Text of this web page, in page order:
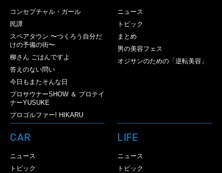
コンセプチャル・ガール
民譚
スペアタウン 〜つくろう自分だ
けの予備の街〜
柳さん ごはんですよ
答えのない問い
今日もまたそんな日
プロサウナーSHOW ＆ プロテイ
ナーYUSUKE
プロゴルファー! HIKARU
ニュース
トピック
まとめ
男の美容フェス
オジサンのための「逆転美容」
CAR
ニュース
トピック
LIFE
ニュース
トピック